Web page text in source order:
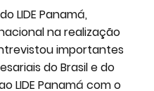
LIDE Panamá,
na realização
importantes
do Brasil e do
LIDE Panamá com o